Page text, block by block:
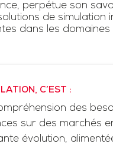
perpétue son
de simulation
dans les domaines
C’EST :
des
sur des marchés
évolution,